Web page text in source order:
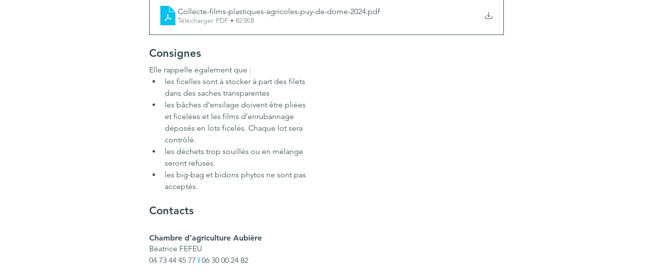
Collecte-films-plastiques-agricoles-puy-de-dome-2024.pdf
Télécharger PDF • 823KB
Consignes
Elle rappelle également que :
les ficelles sont à stocker à part des filets
dans des saches transparentes
les bâches d’ensilage doivent être pliées
et ficelées et les films d’enrubannage
déposés en lots ficelés. Chaque lot sera
contrôlé.
les déchets trop souillés ou en mélange
seront refusés.
les big-bag et bidons phytos ne sont pas
acceptés.
Contacts
Chambre d’agriculture Aubière
Béatrice FEFEU
04 73 44 45 77 I 06 30 00 24 82